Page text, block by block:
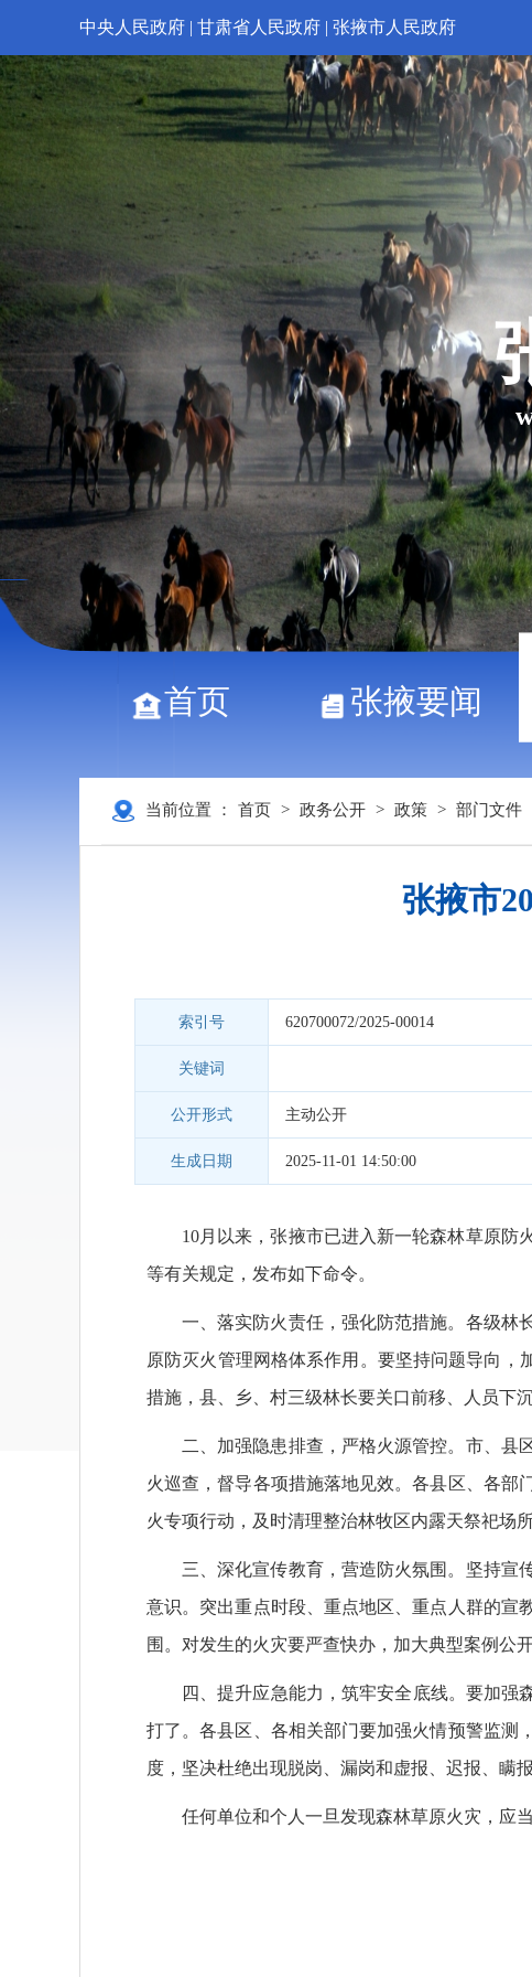
中央人民政府 | 甘肃省人民政府 | 张掖市人民政府
首页 张掖要闻
当前位置 ： 首页 > 政务公开 > 政策 > 部门文件
张掖市
索引号 620700072/2025-00014
关键词
公开形式 主动公开
生成日期 2025-11-01 14:50:00
10月以来，张掖市已进入新一轮森林草原防
等有关规定，发布如下命令。
一、落实防火责任，强化防范措施。 各级林
原防灭火管理网格体系作用。要坚持问题导向，
措施，县、乡、村三级林长要关口前移、人员下
二、加强隐患排查，严格火源管控。 市、县
火巡查，督导各项措施落地见效。各县区、各部
火专项行动，及时清理整治林牧区内露天祭祀场
三、深化宣传教育，营造防火氛围。 坚持宣
意识。突出重点时段、重点地区、重点人群的宣
围。对发生的火灾要严查快办，加大典型案例公
四、提升应急能力，筑牢安全底线。 要加强
打了。各县区、各相关部门要加强火情预警监测
度，坚决杜绝出现脱岗、漏岗和虚报、迟报、瞒
任何单位和个人一旦发现森林草原火灾，应